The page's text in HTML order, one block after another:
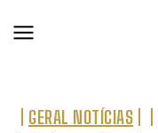
GERAL NOTÍCIAS